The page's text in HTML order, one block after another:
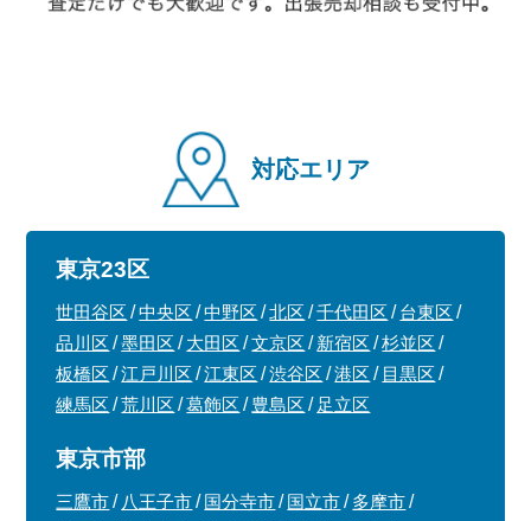
対応エリア
東京23区
世田谷区 中央区 中野区 北区 千代田区
台東区
品川区
墨田区 大田区 文京区 新宿区
杉並区
板橋区
江戸川区 江東区 渋谷区 港区
目黒区
練馬区
荒川区 葛飾区 豊島区 足立区
東京市部
三鷹市 八王子市 国分寺市 国立市
多摩市